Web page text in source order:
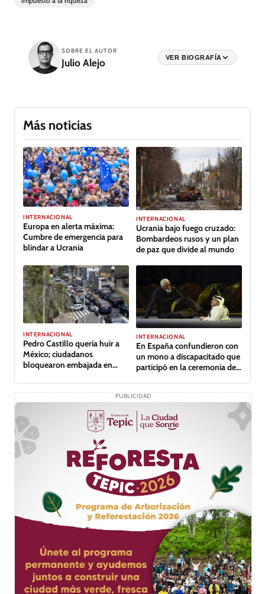
SOBRE EL AUTOR
Julio Alejo VER BIOGRAFÍA
Más noticias
INTERNACIONAL
Europa en alerta máxima:
Cumbre de emergencia para
blindar a Ucrania
INTERNACIONAL
Ucrania bajo fuego cruzado:
Bombardeos rusos y un plan
de paz que divide al mundo
INTERNACIONAL
Pedro Castillo quería huir a
México; ciudadanos
bloquearon embajada en
INTERNACIONAL
En España confundieron con
un mono a discapacitado que
participó en la ceremonia de
PUBLICIDAD